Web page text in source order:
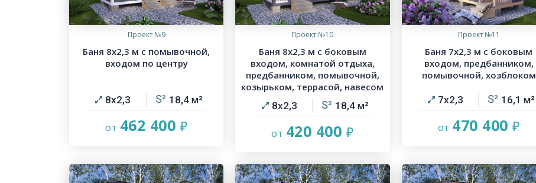
Проект №9
Баня 8х2,3 м с помывочной,
входом по центру
8х2,3 18,4
462 400
Проект №10
Баня 8х2,3 м с боковым
входом, комнатой отдыха,
предбанником, помывочной,
козырьком, террасой, навесом
8х2,3
18,4
420 400
Проект №11
Баня 7х2,3 м с боковым
входом, предбанником,
помывочной, хозблоком
7х2,3 16,1
470 400